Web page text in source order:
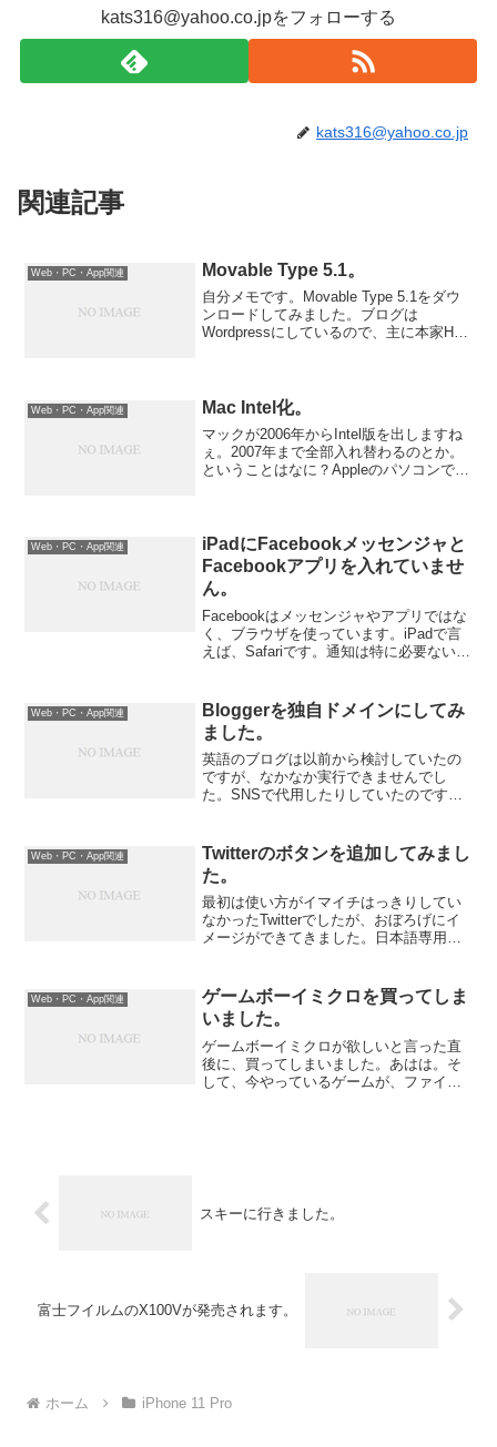
kats316@yahoo.co.jpをフォローする
kats316@yahoo.co.jp
関連記事
Web・PC・App関連 Movable Type 5.1。
自分メモです。Movable Type 5.1をダウ
ンロードしてみました。ブログは
Wordpressにしているので、主に本家HP
け...
Web・PC・App関連 Mac Intel化。
マックが2006年からIntel版を出しますね
ぇ。2007年まで全部入れ替わるのとか。
ということはなに？Appleのパソコンで
Web・PC・App関連
iPadにFacebookメッセンジャと
Facebookアプリを入れていませ
ん。
Facebookはメッセンジャやアプリではな
く、ブラウザを使っています。iPadで言
えば、Safariです。通知は特に必要ないの
Facebookです（どうやらコードに何や...
Web・PC・App関連
Bloggerを独自ドメインにしてみ
ました。
英語のブログは以前から検討していたの
ですが、なかなか実行できませんでし
た。SNSで代用したりしていたのです
バーでは複数のWordpressを使用できる
のですが、現在契約...
Web・PC・App関連
Twitterのボタンを追加してみまし
た。
最初は使い方がイマイチはっきりしてい
なかったTwitterでしたが、おぼろげにイ
メージができてきました。日本語専用、
の垂れ流し状態です。そこで、ブログの
記事にも...
Web・PC・App関連
ゲームボーイミクロを買ってしま
いました。
ゲームボーイミクロが欲しいと言った直
後に、買ってしまいました。あはは。そ
して、今やっているゲームが、ファイナ
スキーに行きました。
富士フイルムのX100Vが発売されます。
ホーム iPhone 11 Pro